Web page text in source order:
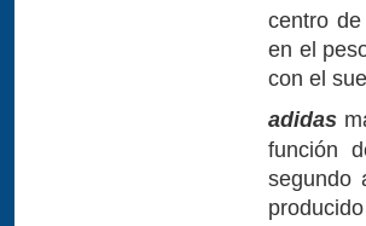
centro
en el
con el
adidas
función
segundo